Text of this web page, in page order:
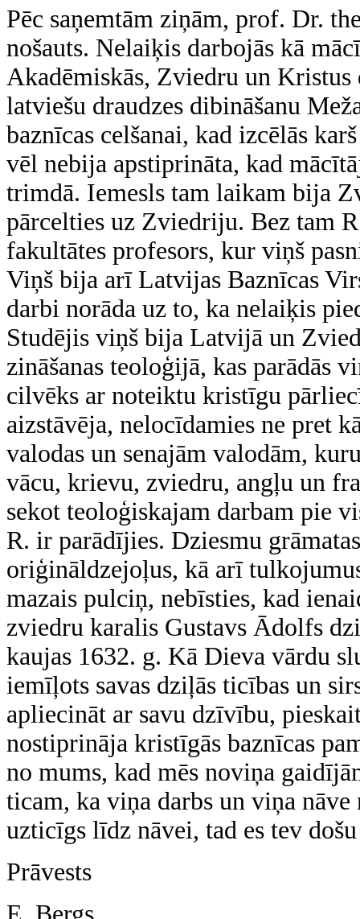
Pēc saņemtām ziņām, prof. Dr.
nošauts. Nelaiķis darbojās kā
Akadēmiskās, Zviedru un Kristus
latviešu draudzes dibināšanu
baznīcas celšanai, kad izcēlās
vēl nebija apstiprināta, kad
trimdā. Iemesls tam laikam bija
pārcelties uz Zviedriju. Bez tam
fakultātes profesors, kur viņš
Viņš bija arī Latvijas Baznīcas
darbi norāda uz to, ka nelaiķis
Studējis viņš bija Latvijā un
zināšanas teoloģijā, kas parādās
cilvēks ar noteiktu kristīgu
aizstāvēja, nelocīdamies ne pret
valodas un senajām valodām,
vācu, krievu, zviedru, angļu un
sekot teoloģiskajam darbam pie
R. ir parādījies. Dziesmu
oriģināldzejoļus, kā arī
mazais pulciņ, nebīsties, kad
zviedru karalis Gustavs Ādolfs
kaujas 1632. g. Kā Dieva vārdu
iemīļots savas dziļās ticības un
apliecināt ar savu dzīvību,
nostiprināja kristīgās baznīcas
no mums, kad mēs noviņa
ticam, ka viņa darbs un viņa
uzticīgs līdz nāvei, tad es tev
Prāvests